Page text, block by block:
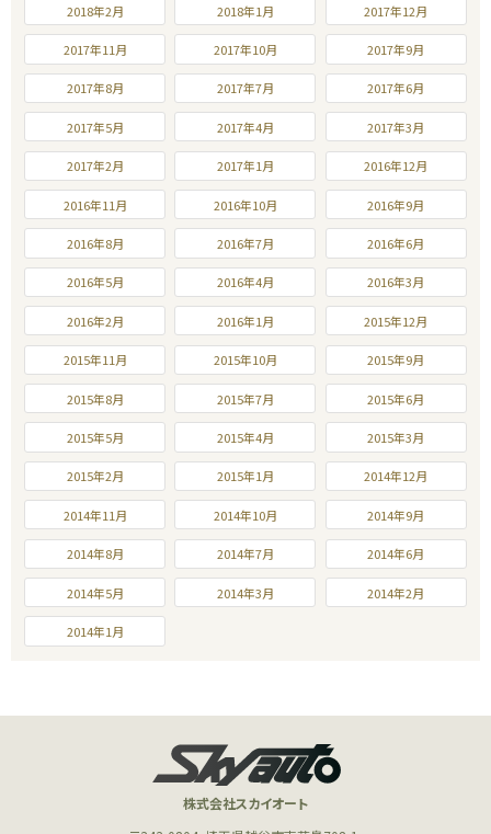
2018年2月 2018年1月 2017年12月
2017年11月 2017年10月 2017年9月
2017年8月 2017年7月 2017年6月
2017年5月 2017年4月 2017年3月
2017年2月 2017年1月 2016年12月
2016年11月 2016年10月 2016年9月
2016年8月 2016年7月 2016年6月
2016年5月 2016年4月 2016年3月
2016年2月 2016年1月 2015年12月
2015年11月 2015年10月 2015年9月
2015年8月 2015年7月 2015年6月
2015年5月 2015年4月 2015年3月
2015年2月 2015年1月 2014年12月
2014年11月 2014年10月 2014年9月
2014年8月 2014年7月 2014年6月
2014年5月 2014年3月 2014年2月
2014年1月
株式会社スカイオート